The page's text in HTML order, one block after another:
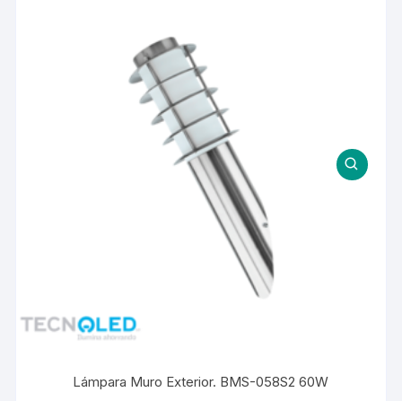
Lámpara Muro Exterior. BMS-058S2 60W